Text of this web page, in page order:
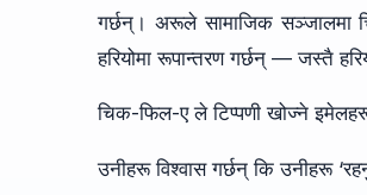
गर्छन्। अरूले सामाजिक सञ्जालमा
हरियोमा रूपान्तरण गर्छन् — जस्तै
चिक-फिल-ए ले टिप्पणी खोज्ने
उनीहरू विश्वास गर्छन् कि उनीहरू